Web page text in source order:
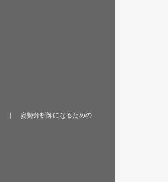
姿勢分析師になるための